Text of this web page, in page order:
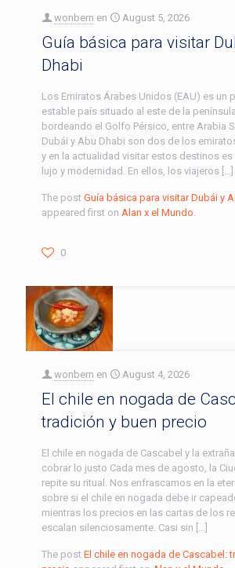
wonbern en August 5, 2026
Guía básica para visitar
Dhabi
Los Emiratos Árabes Unidos (EAU) es un
estable país situado al este de la
bordeando el Golfo Pérsico, entre Arabia
Dubái y Abu Dhabi son dos de los
y en la actualidad visitar estos destinos
lujo y modernidad. En ellos, los viajeros […]
The post Guía básica para visitar Dubái y
appeared first on Alan x el Mundo
0
wonbern en August 4, 2026
El chile en nogada de
tradición y buen precio
El chile en nogada de Cascabel y la
cobrar lo justo Cada mes de agosto, la
repite su ritual. Nos enfrascamos en la
sobre si el chile en nogada debe ir
mientras los precios en las cartas de los
escalan silenciosamente. Casi sin […]
The post El chile en nogada de Cascabel: